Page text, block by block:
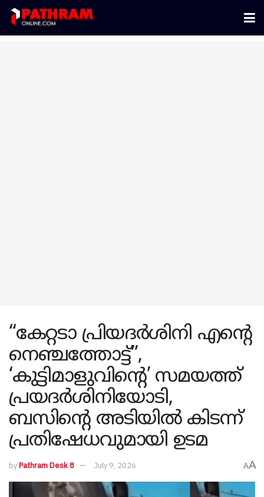
“കേറ്റടാ പ്രിയദർശിനി എന്റെ
നെഞ്ചത്തോട്ട്”,
‘കുട്ടിമാളുവിന്റെ’ സമയത്ത്
പ്രയദര്‍ശിനിയോടി,
ബസിന്റെ അടിയില്‍ കിടന്ന്
പ്രതിഷേധവുമായി ഉടമ
byPathram Desk 8 July 9, 2026 AA